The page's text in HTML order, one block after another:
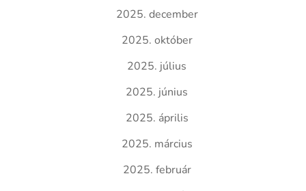
2025. december
2025. október
2025. július
2025. június
2025. április
2025. március
2025. február